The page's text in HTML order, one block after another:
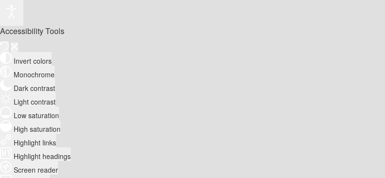
Accessibility Tools
Invert colors
Monochrome
Dark contrast
Light contrast
Low saturation
High saturation
Highlight links
Highlight headings
Screen reader